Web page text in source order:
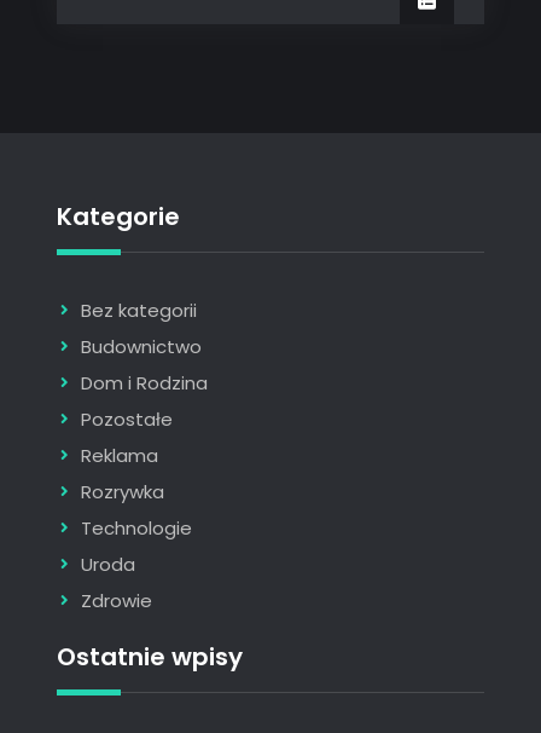
Kategorie
Bez kategorii
Budownictwo
Dom i Rodzina
Pozostałe
Reklama
Rozrywka
Technologie
Uroda
Zdrowie
Ostatnie wpisy